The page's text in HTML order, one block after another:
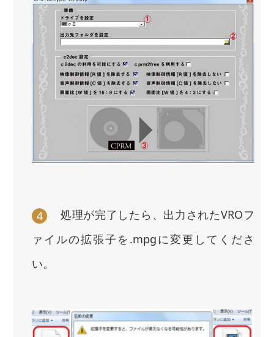
4
処理が完了したら、出力されたVROフ
ァイルの拡張子を.mpgに変更してくださ
い。